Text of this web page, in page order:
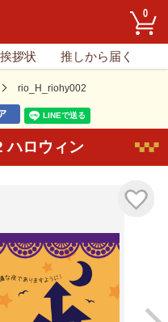
0
挨拶状 推しから届く
rio_H_riohy002
ロウィン